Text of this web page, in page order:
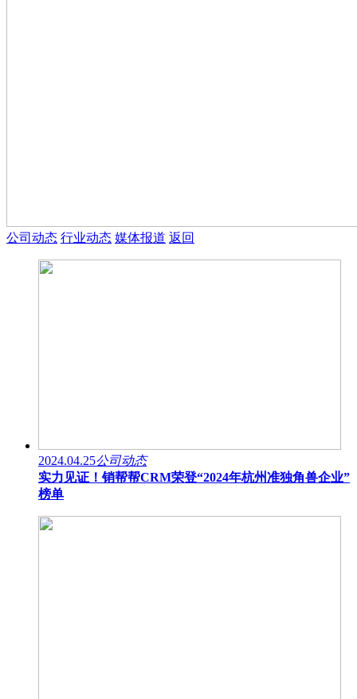
公司动态 行业动态 媒体报道 返回
2024.04.25公司动态
实力见证！销帮帮CRM荣登“2024年杭州准独角兽企业”
榜单